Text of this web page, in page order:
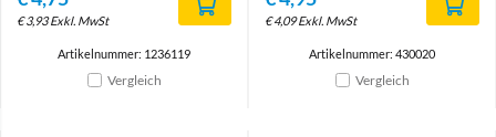
€3,93 Exkl. MwSt
Artikelnummer: 1236119
Vergleich
€4,09 Exkl. MwSt
Artikelnummer: 430020
Vergleich